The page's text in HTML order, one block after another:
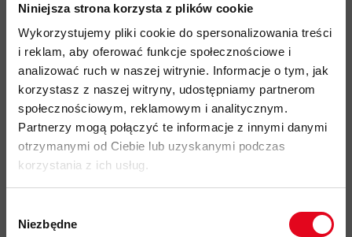
Niniejsza strona korzysta z plików cookie
Wykorzystujemy pliki cookie do spersonalizowania treści
i reklam, aby oferować funkcje społecznościowe i
analizować ruch w naszej witrynie. Informacje o tym, jak
korzystasz z naszej witryny, udostępniamy partnerom
społecznościowym, reklamowym i analitycznym.
Partnerzy mogą połączyć te informacje z innymi danymi
otrzymanymi od Ciebie lub uzyskanymi podczas
korzystania z ich usług.
zgody
Niezbędne
2 kieszenie na nogawkach z wodoodpornymi zamkami
błyskawicznymi, na prawym udziewewnątrz kieszeni
specjalna pętla do detektora
ułatwione zakładanie i zwiększona wentylacjaboczna dzięki
wodoodpornym2-kierunkowymzamkom błyskawicznym
sięgającym3/4 długości nogawek
wstępnie ukształtowana sekcja kolan
wzmocnienie dolnych krawędzi szwów i boczne
zabezpieczające przed rakami zmateriału Cordura®
2 rzepów
z wysokiej jakości